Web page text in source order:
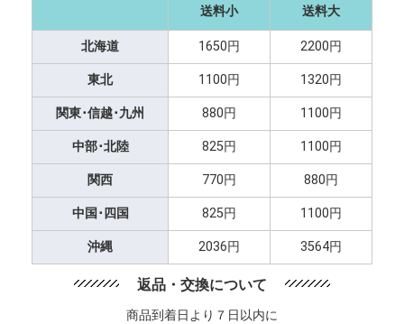
送料小
送料大
北海道 1650円 2200円
東北 1100円 1320円
関東･信越･九州 880円 1100円
中部･北陸 825円 1100円
関西 770円 880円
中国･四国 825円 1100円
沖縄 2036円 3564円
返品・交換について
商品到着日より７日以内に